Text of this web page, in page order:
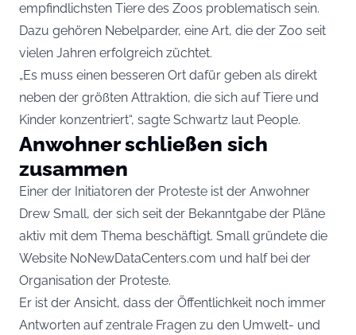
empfindlichsten Tiere des Zoos problematisch sein.
Dazu gehören Nebelparder, eine Art, die der Zoo seit
vielen Jahren erfolgreich züchtet.
„Es muss einen besseren Ort dafür geben als direkt
neben der größten Attraktion, die sich auf Tiere und
Kinder konzentriert“, sagte Schwartz laut People.
Anwohner schließen sich
zusammen
Einer der Initiatoren der Proteste ist der Anwohner
Drew Small, der sich seit der Bekanntgabe der Pläne
aktiv mit dem Thema beschäftigt. Small gründete die
Website NoNewDataCenters.com und half bei der
Organisation der Proteste.
Er ist der Ansicht, dass der Öffentlichkeit noch immer
Antworten auf zentrale Fragen zu den Umwelt- und